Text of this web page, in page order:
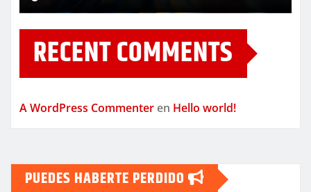
RECENT COMMENTS
A WordPress Commenter en Hello world!
PUEDES HABERTE PERDIDO